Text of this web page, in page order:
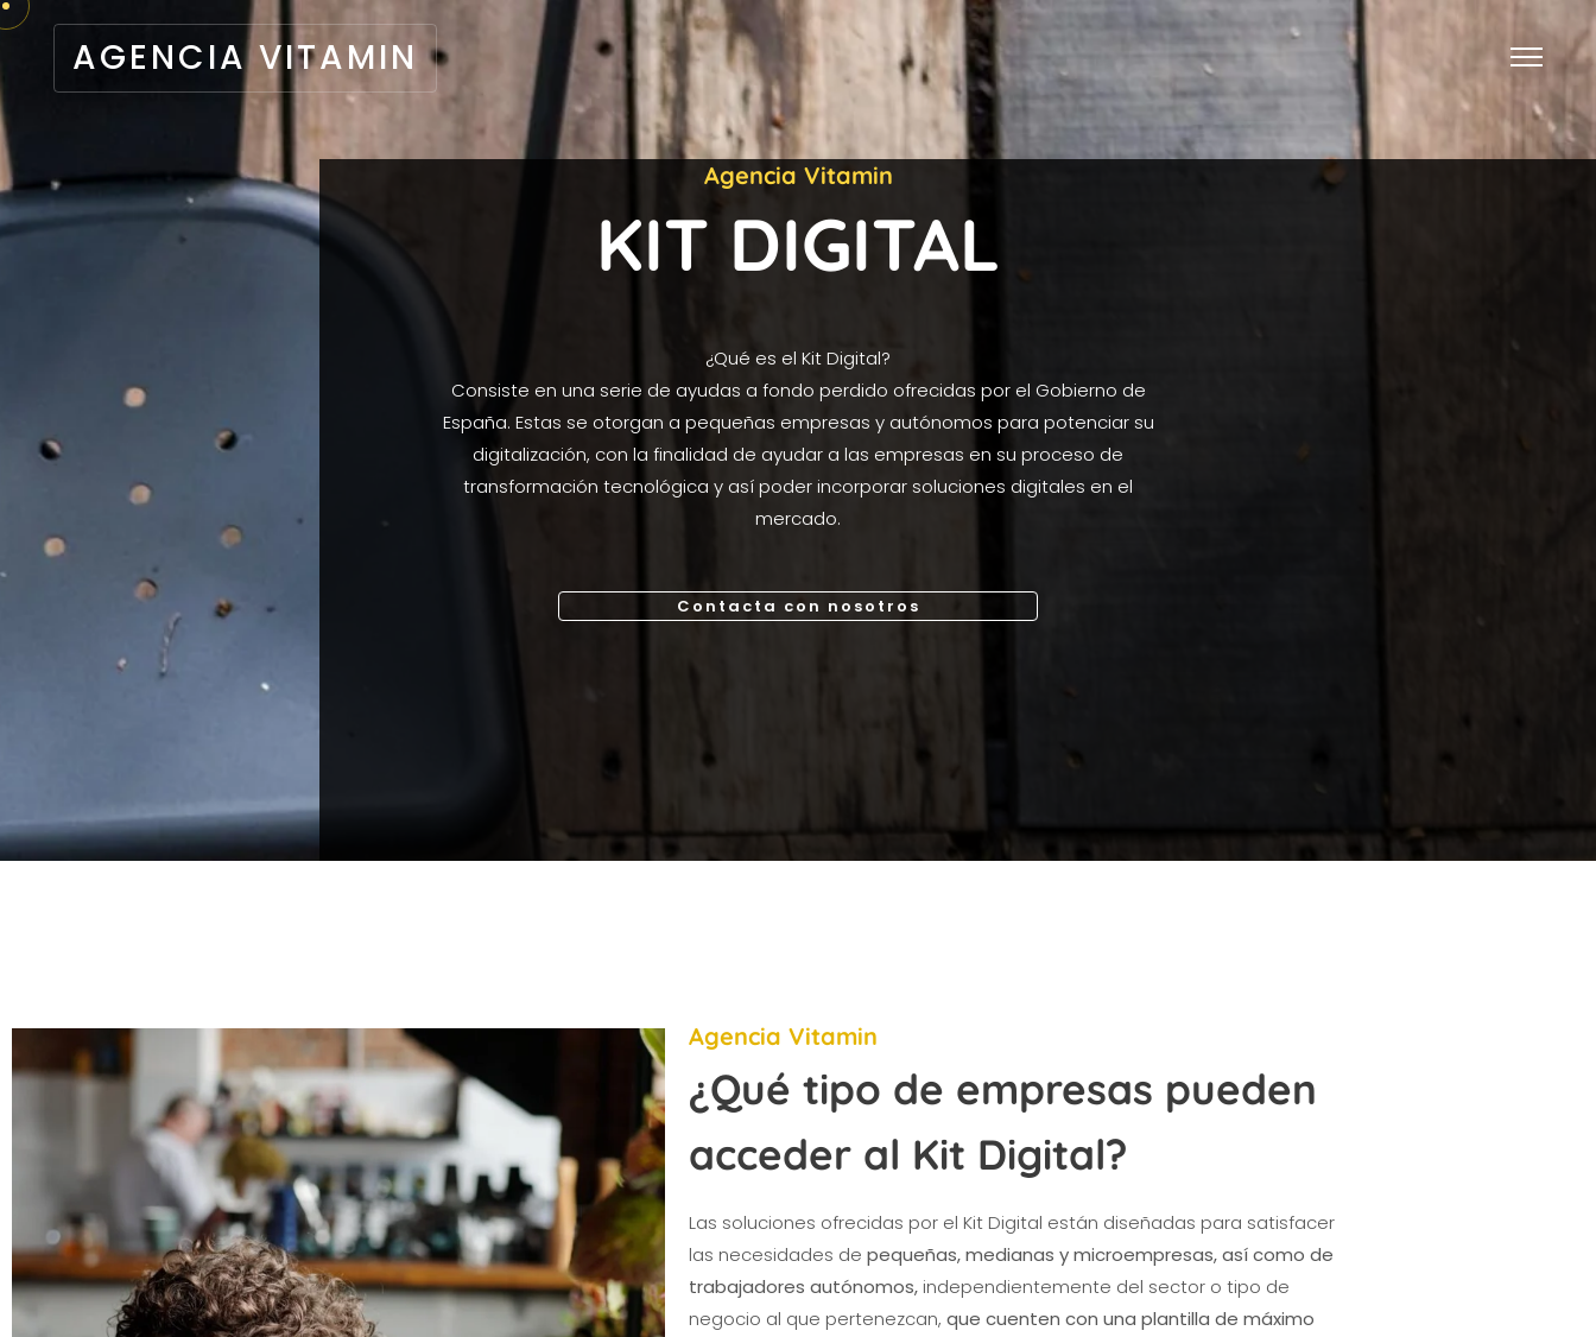
AGENCIA VITAMIN
Agencia Vitamin
KIT DIGITAL
¿Qué es el Kit Digital?
Consiste en una serie de ayudas a fondo perdido ofrecidas por el Gobierno de
España. Estas se otorgan a pequeñas empresas y autónomos para potenciar su
digitalización, con la finalidad de ayudar a las empresas en su proceso de
transformación tecnológica y así poder incorporar soluciones digitales en el
mercado.
Contacta con nosotros
Agencia Vitamin
¿Qué tipo de empresas pueden
acceder al Kit Digital?
Las soluciones ofrecidas por el Kit Digital están diseñadas para satisfacer
las necesidades de pequeñas, medianas y microempresas, así como de
trabajadores autónomos, independientemente del sector o tipo de
negocio al que pertenezcan, que cuenten con una plantilla de máximo